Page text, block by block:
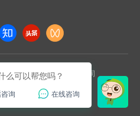
息技术有限公司上海分公司
号
安全认证
么可以帮您吗？
询 在线咨询